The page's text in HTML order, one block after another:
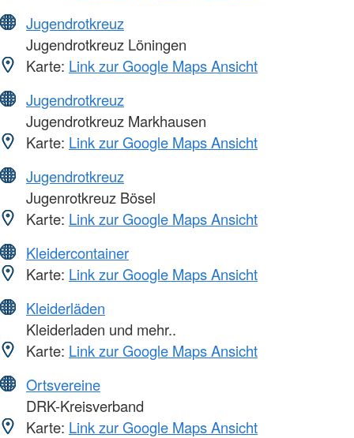
Jugendrotkreuz
Jugendrotkreuz Löningen
Karte: Link zur Google Maps Ansicht
Jugendrotkreuz
Jugendrotkreuz Markhausen
Karte: Link zur Google Maps Ansicht
Jugendrotkreuz
Jugenrotkreuz Bösel
Karte: Link zur Google Maps Ansicht
Kleidercontainer
Karte: Link zur Google Maps Ansicht
Kleiderläden
Kleiderladen und mehr..
Karte: Link zur Google Maps Ansicht
Ortsvereine
DRK-Kreisverband
Karte: Link zur Google Maps Ansicht